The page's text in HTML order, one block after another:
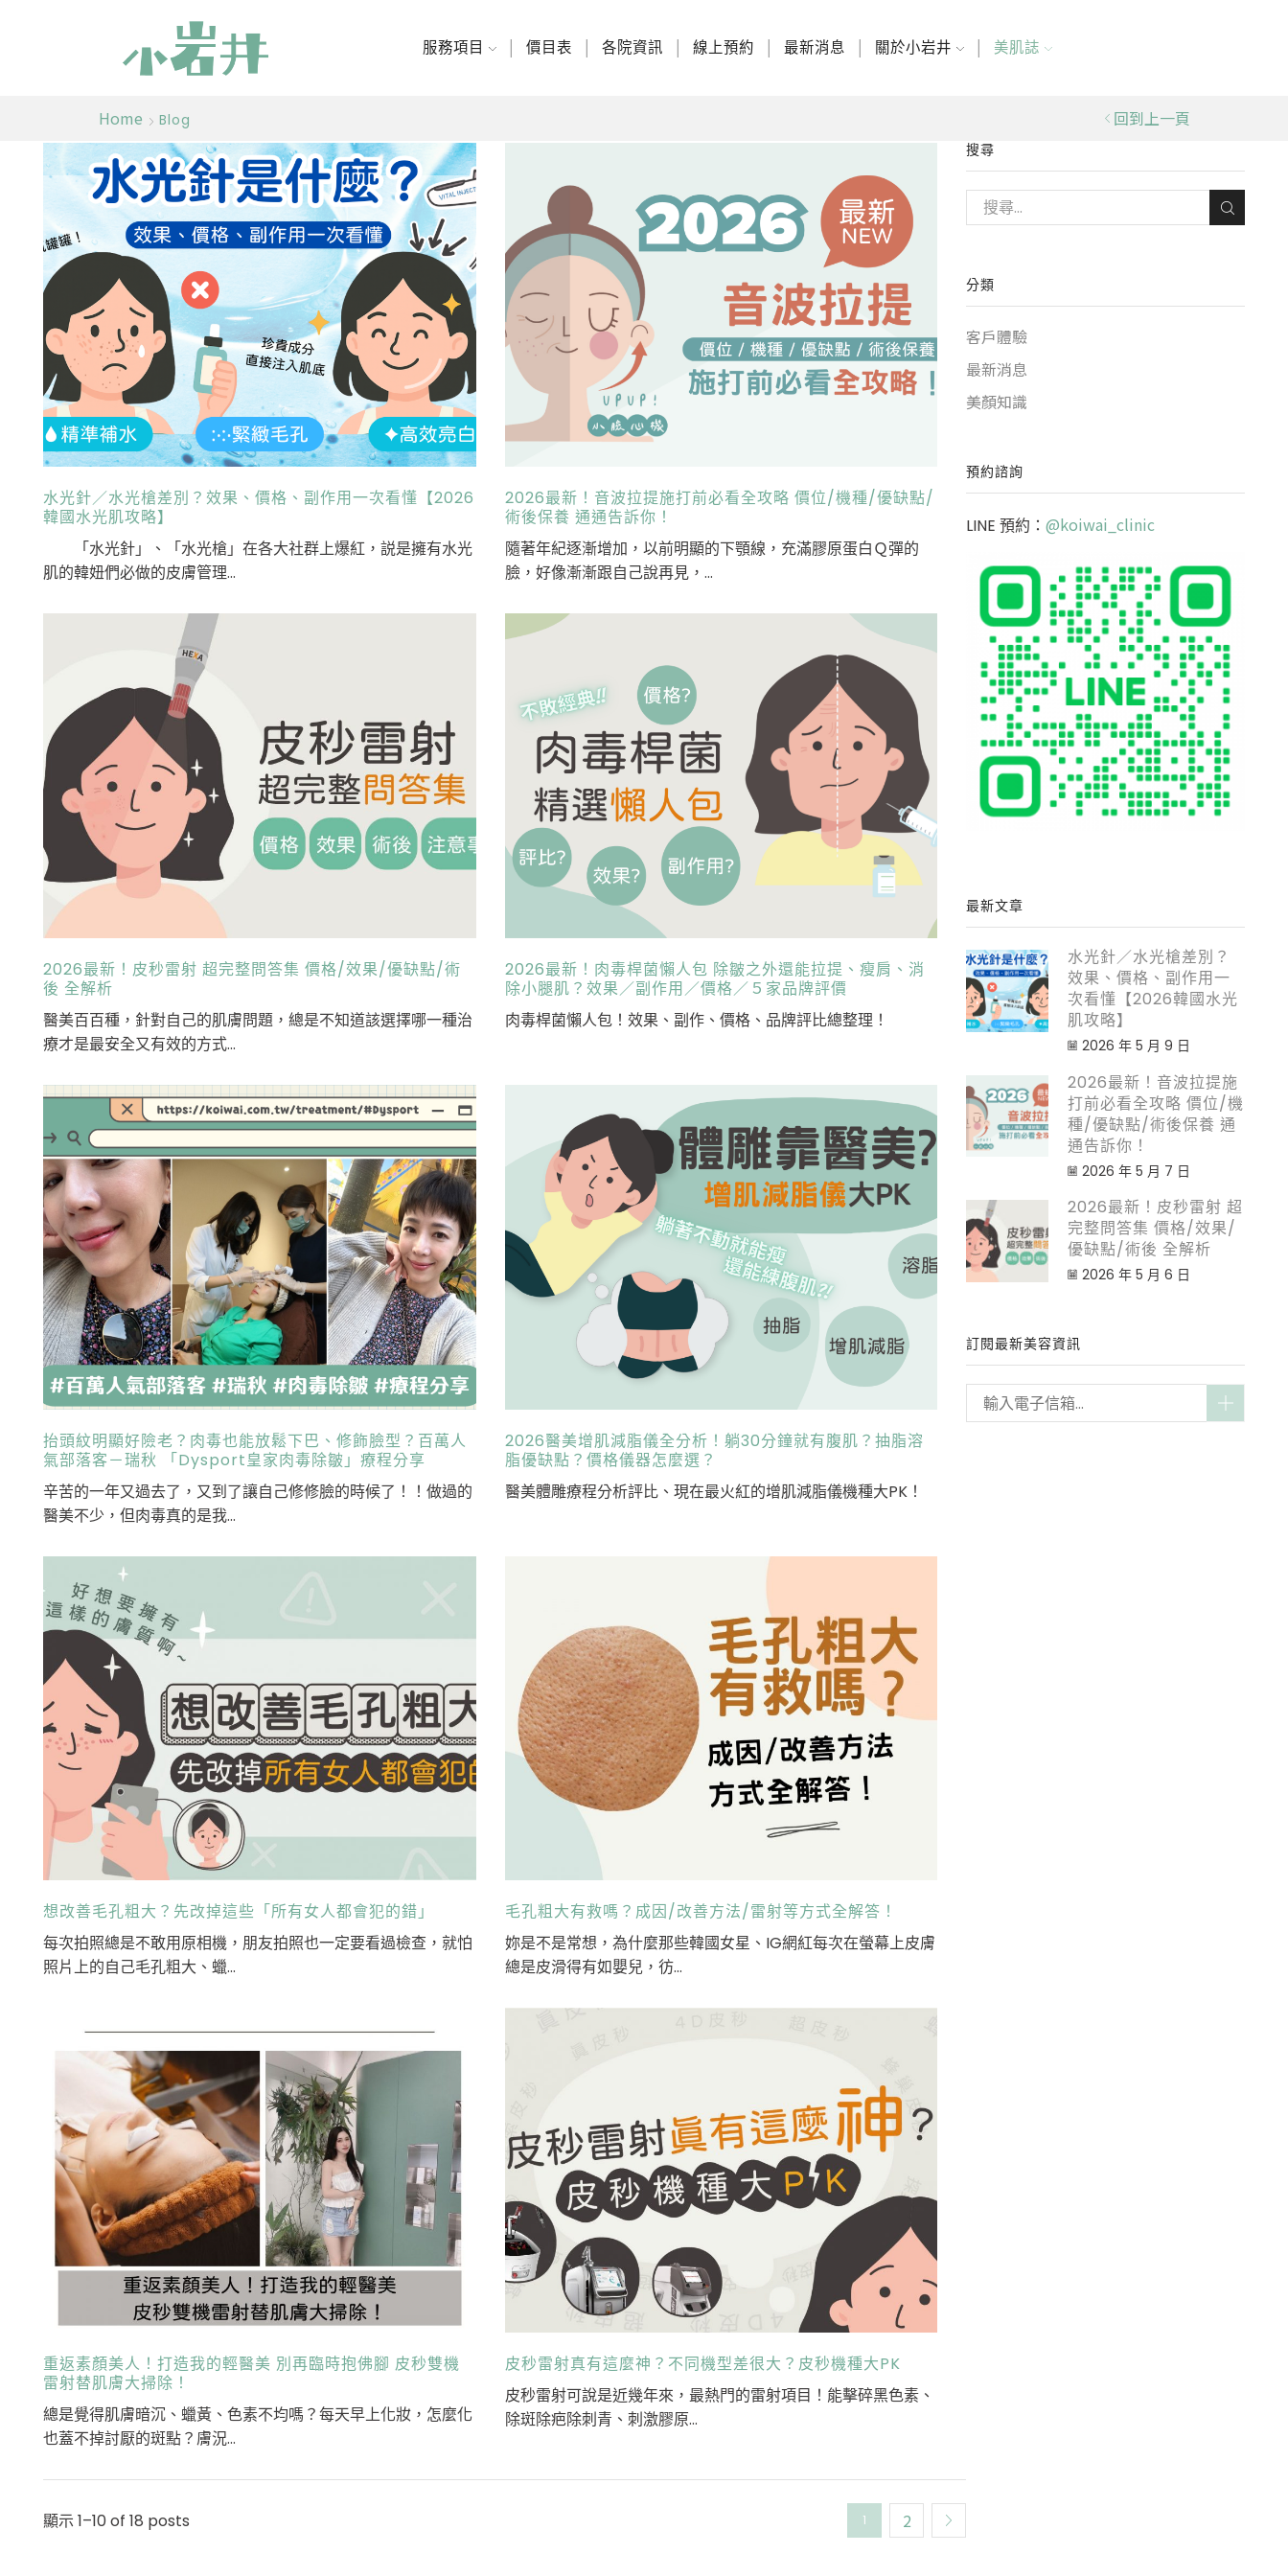
服務項目 價目表 各院資訊 線上預約 最新消息 關於小岩井 美肌誌
回到上一頁
Home Blog
水光針／水光槍差別？效果、價格、副作用一次看懂【2026
韓國水光肌攻略】
「水光針」、「水光槍」在各大社群上爆紅，説是擁有水光
肌的韓妞們必做的皮膚管理...
2026最新！音波拉提施打前必看全攻略 價位/機種/優缺點/
術後保養 通通告訴你！
隨著年紀逐漸增加，以前明顯的下顎線，充滿膠原蛋白Ｑ彈的
臉，好像漸漸跟自己說再見，...
2026最新！皮秒雷射 超完整問答集 價格/效果/優缺點/術
後 全解析
醫美百百種，針對自己的肌膚問題，總是不知道該選擇哪一種治
療才是最安全又有效的方式...
2026最新！肉毒桿菌懶人包 除皺之外還能拉提、瘦肩、消
除小腿肌？效果／副作用／價格／５家品牌評價
肉毒桿菌懶人包！效果、副作、價格、品牌評比總整理！
抬頭紋明顯好險老？肉毒也能放鬆下巴、修飾臉型？百萬人
氣部落客－瑞秋 「Dysport皇家肉毒除皺」療程分享
辛苦的一年又過去了，又到了讓自己修修臉的時候了！！做過的
醫美不少，但肉毒真的是我...
2026醫美增肌減脂儀全分析！躺30分鐘就有腹肌？抽脂溶
脂優缺點？價格儀器怎麼選？
醫美體雕療程分析評比、現在最火紅的增肌減脂儀機種大PK！
想改善毛孔粗大？先改掉這些「所有女人都會犯的錯」
每次拍照總是不敢用原相機，朋友拍照也一定要看過檢查，就怕
照片上的自己毛孔粗大、蠟...
毛孔粗大有救嗎？成因/改善方法/雷射等方式全解答！
妳是不是常想，為什麼那些韓國女星、IG網紅每次在螢幕上皮膚
總是皮滑得有如嬰兒，彷...
重返素顏美人！打造我的輕醫美 別再臨時抱佛腳 皮秒雙機
雷射替肌膚大掃除！
總是覺得肌膚暗沉、蠟黃、色素不均嗎？每天早上化妝，怎麼化
也蓋不掉討厭的斑點？膚況...
皮秒雷射真有這麼神？不同機型差很大？皮秒機種大PK
皮秒雷射可說是近幾年來，最熱門的雷射項目！能擊碎黑色素、
除斑除疤除刺青、刺激膠原...
顯示 1–10 of 18 posts 1 2
搜尋
分類
客戶體驗
最新消息
美顏知識
預約諮詢
LINE 預約： @koiwai_clinic
最新文章
水光針／水光槍差別？
效果、價格、副作用一
次看懂【2026韓國水光
肌攻略】
2026 年 5 月 9 日
2026最新！音波拉提施
打前必看全攻略 價位/機
種/優缺點/術後保養 通
通告訴你！
2026 年 5 月 7 日
2026最新！皮秒雷射 超
完整問答集 價格/效果/
優缺點/術後 全解析
2026 年 5 月 6 日
訂閱最新美容資訊